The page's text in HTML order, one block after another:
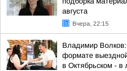
августа
Вчера, 22:15
Владимир
формате
в Октябрьском - в